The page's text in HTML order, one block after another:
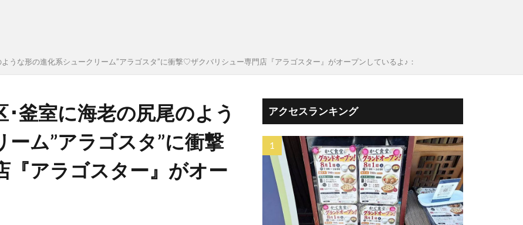
うな形の進化系シュークリーム”アラゴスタ”に衝撃♡ザクバリシュー専門店『アラゴスター』がオープンしているよ♪：
･釜室に海老の尻尾のよう
ム”アラゴスタ”に衝撃
アラゴスター』がオー
アクセスランキング